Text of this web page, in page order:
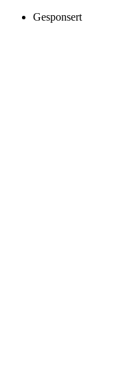
Gesponsert